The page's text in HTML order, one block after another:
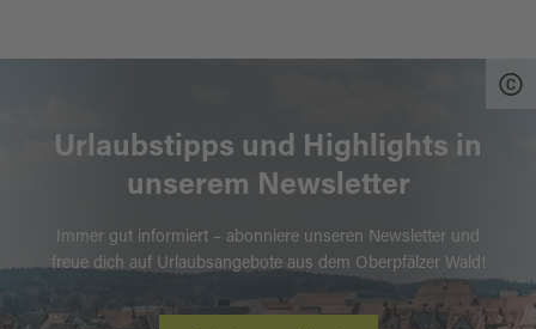
Urlaubstipps und Highlights in
unserem Newsletter
Immer gut informiert – abonniere unseren Newsletter und
freue dich auf Urlaubsangebote aus dem Oberpfälzer Wald!